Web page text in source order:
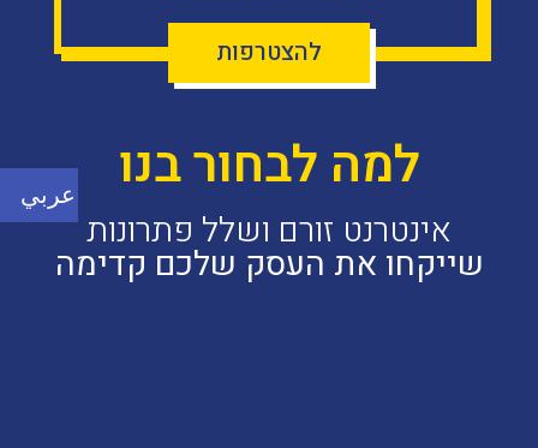
להצטרפות
למה לבחור בנו
אינטרנט זורם ושלל פתרונות
שייקחו את העסק שלכם קדימה
عربي